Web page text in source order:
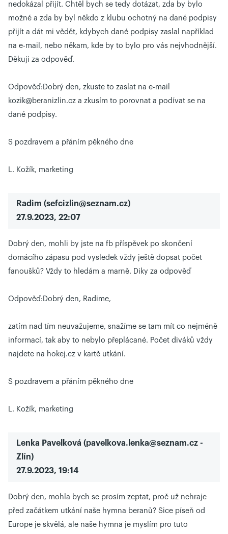
nedokázal přijít. Chtěl bych se tedy dotázat, zda by bylo
možné a zda by byl někdo z klubu ochotný na dané podpisy
přijít a dát mi vědět, kdybych dané podpisy zaslal například
na e-mail, nebo někam, kde by to bylo pro vás nejvhodnější.
Děkuji za odpověď.
Odpověď: Dobrý den, zkuste to zaslat na e-mail
kozik@beranizlin.cz a zkusím to porovnat a podívat se na
dané podpisy.
S pozdravem a přáním pěkného dne
L. Kožík, marketing
Radim (sefcizlin@seznam.cz)
27.9.2023, 22:07
Dobrý den, mohli by jste na fb příspěvek po skončení
domácího zápasu pod vysledek vždy ještě dopsat počet
fanoušků? Vždy to hledám a marně. Diky za odpověď
Odpověď: Dobrý den, Radime,
zatím nad tím neuvažujeme, snažíme se tam mít co nejméně
informací, tak aby to nebylo přeplácané. Počet diváků vždy
najdete na hokej.cz v kartě utkání.
S pozdravem a přáním pěkného dne
L. Kožík, marketing
Lenka Pavelková (pavelkova.lenka@seznam.cz -
Zlín)
27.9.2023, 19:14
Dobrý den, mohla bych se prosím zeptat, proč už nehraje
před začátkem utkání naše hymna beranů? Sice píseň od
Europe je skvělá, ale naše hymna je myslím pro tuto